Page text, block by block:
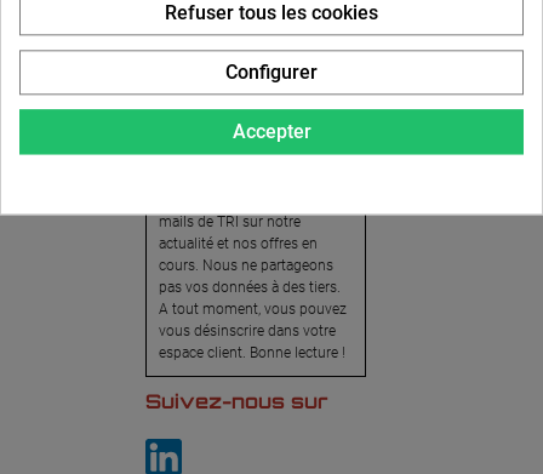
Pour recevoir notre
newsletter, nous vous
invitons à créer votre espace
client (cliquez sur « Compte »
en haut à droite de la page) et
cliquer sur « oui » pour vous
mails de TRI sur notre
actualité et nos offres en
cours. Nous ne partageons
pas vos données à des tiers.
A tout moment, vous pouvez
vous désinscrire dans votre
espace client. Bonne lecture !
Suivez-nous sur
Accepter
Refuser tous les cookies
Configurer